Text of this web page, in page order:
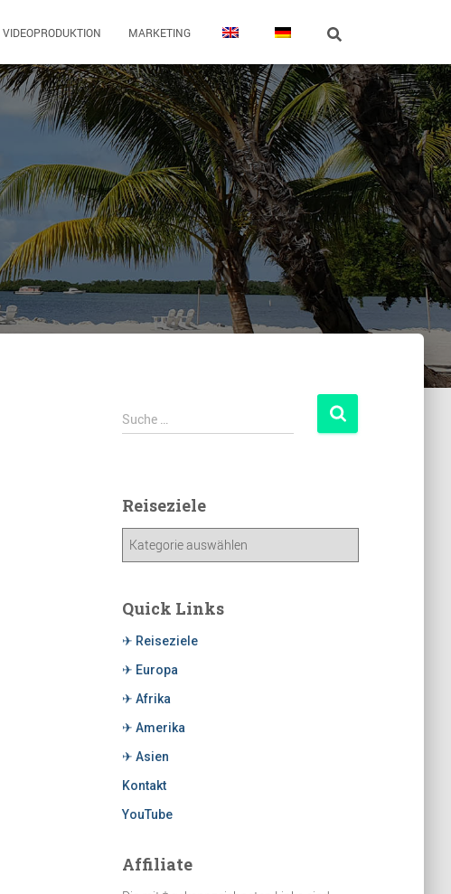
VIDEOPRODUKTION MARKETING
Suche …
Reiseziele
Quick Links
✈ Reiseziele
✈ Europa
✈ Afrika
✈ Amerika
✈ Asien
Kontakt
YouTube
Affiliate